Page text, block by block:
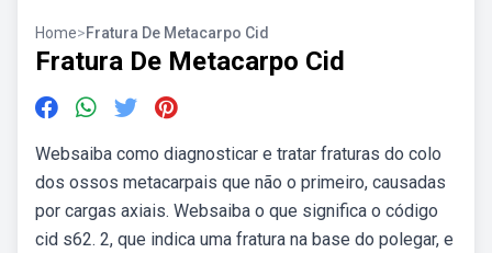
Home>Fratura De Metacarpo Cid
Fratura De Metacarpo Cid
Websaiba como diagnosticar e tratar fraturas do colo
dos ossos metacarpais que não o primeiro, causadas
por cargas axiais. Websaiba o que significa o código
cid s62. 2, que indica uma fratura na base do polegar, e